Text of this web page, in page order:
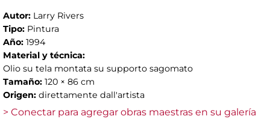
Autor: Larry Rivers
Tipo: Pintura
Año: 1994
Material y técnica:
Olio su tela montata su supporto sagomato
Tamaño: 120 × 86 cm
Origen: direttamente dall'artista
> Conectar para agregar obras maestras en su galería